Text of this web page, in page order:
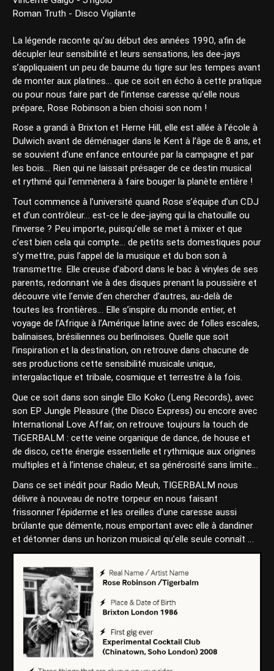
Roman Truth - Disco Vigilante
La légende raconte qu’au début des années 1990, afin de
décupler leur sensibilité et leurs sensations, les dee-jays
s’appliquaient un peu de baume du tigre sur les tempes avant
de monter aux platines… que ce soit en écho à cette pratique
ou pour nous faire part de l’intense caresse qu’elle nous
prépare, Rose Robinson a bien choisi son nom !
Rose a grandi à Brixton et Herne Hill, elle est allée à l’école à
Dulwich avant de déménager dans le Kent à l’âge de 8 ans, et
se souvient d’une enfance entourée par la campagne et par
les bois… Rien qui ne laissait présager de ce destin musical
et rythmé qui l’emmènera à faire bouger la planète entière !
Tout commence à l’université quand Rose s’équipe d’un CDJ
et d’un contrôleur… est-ce le dee-jaying qui la chatouille ou
l’inverse ? Peu importe, puisqu’elle se met à mixer et que
c’est bien cela qui compte… de petits sets domestiques pour
s’y mettre, puis l’appel de la musique et du bon son à
transmettre. Elle creuse d’abord dans le bac à vinyles de ses
parents, redonnant vie à des disques prenant la poussière et
découvre vite l’envie d’en chercher d’autres, au-delà de
toutes les frontières… Elle s’inspire du monde entier, et
voyage de l’Afrique à l’Amérique latine avec de folles escales,
balinaises, brésiliennes ou berlinoises. Quelle que soit
l’inspiration et la destination, on retrouve dans chacune de
ses productions cette sensibilité musicale unique,
intergalactique et tribale, cosmique et terrestre à la fois.
Que ce soit dans son single Ello Koko (Leng Records), avec
son EP Jungle Pleasure (the Disco Express) ou encore avec
International Love Affair, on retrouve toujours la touch de
TiGERBALM : cette veine organique de dance, de house et
de disco, cette énergie essentielle et rythmique aux origines
multiples et à l’intense chaleur, et sa générosité sans limite…
Dans ce set inédit pour Radio Meuh, TIGERBALM nous
délivre à nouveau de notre torpeur en nous faisant
frissonner l’épiderme et les oreilles d’une caresse aussi
brûlante que démente, nous emportant avec elle à dandiner
et détonner dans un horizon musical qu’elle seule connaît …